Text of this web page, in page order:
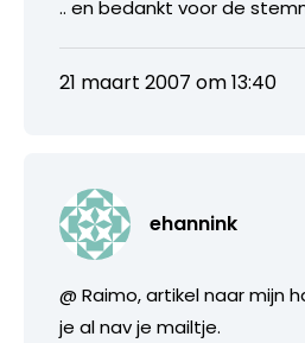
.. en bedankt voor de
21 maart 2007 om 13:40
ehannink
@ Raimo, artikel naar mijn
je al nav je mailtje.